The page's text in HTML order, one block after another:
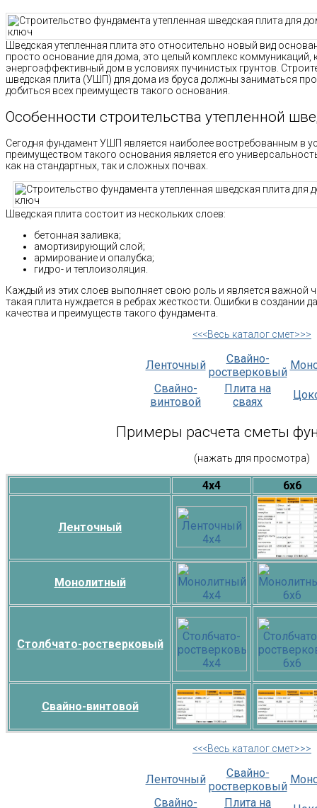
Шведская утепленная плита это относительно новый вид
просто основание для дома, это целый комплекс
энергоэффективный дом в условиях пучинистых грунтов.
шведская плита (УШП) для дома из бруса должны заниматься
добиться всех преимуществ такого основания.
Особенности строительства утепленной
Сегодня фундамент УШП является наиболее востребованным в
преимуществом такого основания является его
как на стандартных, так и сложных почвах.
Шведская плита состоит из нескольких слоев:
бетонная заливка;
амортизирующий слой;
армирование и опалубка;
гидро- и теплоизоляция.
Каждый из этих слоев выполняет свою роль и является важной
такая плита нуждается в ребрах жесткости. Ошибки в создании
качества и преимуществ такого фундамента.
<<<Весь каталог смет>>>
Ленточный
Свайно-
ростверковый
Свайно-
винтовой
Плита на
сваях
Примеры расчета сметы
(нажать для просмотра)
4х4 6х6
Ленточный
Монолитный
Столбчато-ростверковый
Свайно-винтовой
<<<Весь каталог смет>>>
Ленточный
Свайно-
ростверковый
Свайно-
Плита на